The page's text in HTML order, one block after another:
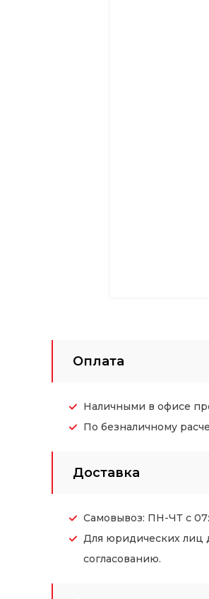
Оплата
Наличными в офисе
По безналичному
Доставка
Самовывоз: ПН-ЧТ с
Для юридических лиц
согласованию.